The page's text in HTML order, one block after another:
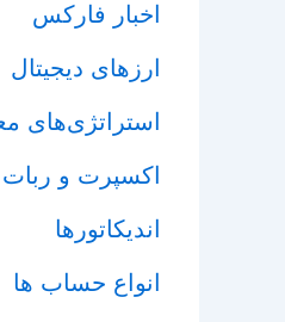
اخبار فارکس
ارزهای دیجیتال
استراتژی‌های
اکسپرت و ربات
اندیکاتورها
انواع حساب ها